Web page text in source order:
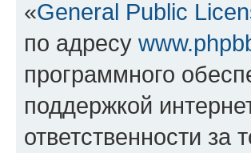
«General Public
по адресу
программного
поддержкой
ответственности